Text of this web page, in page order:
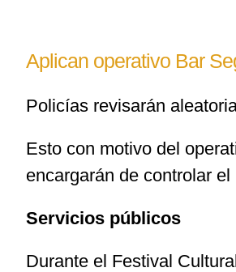
Aplican operativo Bar
Policías revisarán
Esto con motivo del
encargarán de controlar
Servicios públicos
Durante el Festival